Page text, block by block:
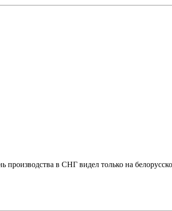
производства в СНГ видел только на